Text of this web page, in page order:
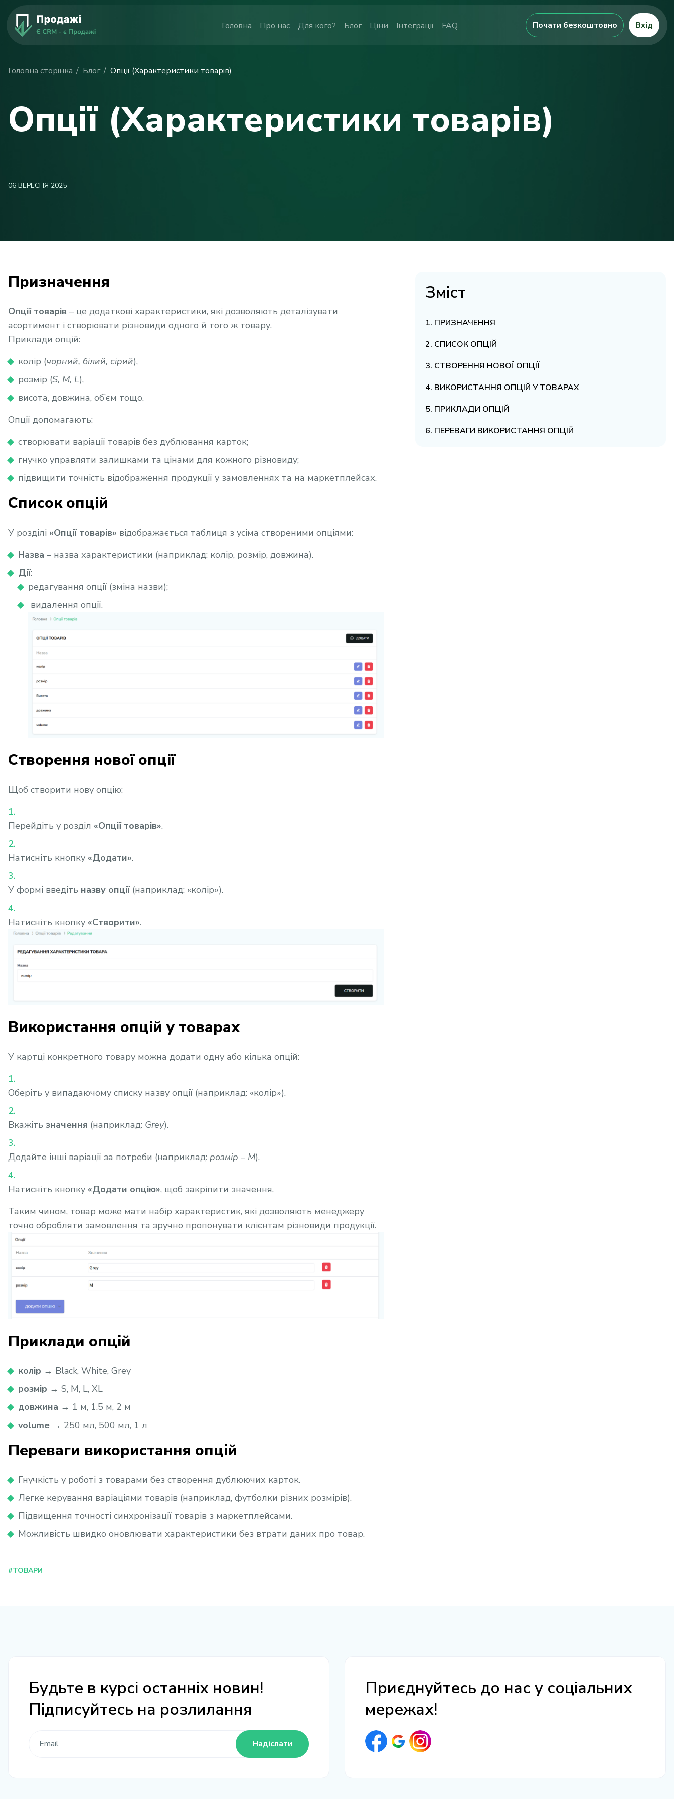
Головна Про нас Для кого? Блог Ціни Інтеграції FAQ Почати безкоштовно Вхід
Головна сторінка Блог Опції (Характеристики товарів)
Опції (Характеристики товарів)
06 ВЕРЕСНЯ 2025
Призначення
Опції товарів – це додаткові характеристики, які дозволяють деталізувати
асортимент і створювати різновиди одного й того ж товару.
Приклади опцій:
колір (чорний, білий, сірий),
розмір (S, M, L),
висота, довжина, об’єм тощо.
Опції допомагають:
створювати варіації товарів без дублювання карток;
гнучко управляти залишками та цінами для кожного різновиду;
підвищити точність відображення продукції у замовленнях та на маркетплейсах.
Список опцій
У розділі «Опції товарів» відображається таблиця з усіма створеними опціями:
Назва – назва характеристики (наприклад: колір, розмір, довжина).
Дії:
редагування опції (зміна назви);
видалення опції.
Створення нової опції
Щоб створити нову опцію:
Перейдіть у розділ «Опції товарів».
Натисніть кнопку «Додати».
У формі введіть назву опції(наприклад: «колір»).
Натисніть кнопку «Створити».
Використання опцій у товарах
У картці конкретного товару можна додати одну або кілька опцій:
Оберіть у випадаючому списку назву опції (наприклад: «колір»).
Вкажіть значення (наприклад: Grey).
Додайте інші варіації за потреби (наприклад: розмір – M).
Натисніть кнопку «Додати опцію», щоб закріпити значення.
Таким чином, товар може мати набір характеристик, які дозволяють менеджеру
точно обробляти замовлення та зручно пропонувати клієнтам різновиди продукції.
Приклади опцій
колір → Black, White, Grey
розмір → S, M, L, XL
довжина → 1 м, 1.5 м, 2 м
volume → 250 мл, 500 мл, 1 л
Переваги використання опцій
Гнучкість у роботі з товарами без створення дублюючих карток.
Легке керування варіаціями товарів (наприклад, футболки різних розмірів).
Підвищення точності синхронізації товарів з маркетплейсами.
Можливість швидко оновлювати характеристики без втрати даних про товар.
#ТОВАРИ
Зміст
ПРИЗНАЧЕННЯ
СПИСОК ОПЦІЙ
СТВОРЕННЯ НОВОЇ ОПЦІЇ
ВИКОРИСТАННЯ ОПЦІЙ У ТОВАРАХ
ПРИКЛАДИ ОПЦІЙ
ПЕРЕВАГИ ВИКОРИСТАННЯ ОПЦІЙ
Будьте в курсі останніх новин!
Підписуйтесь на розлилання
Надіслати
Приєднуйтесь до нас у соціальних
мережах!